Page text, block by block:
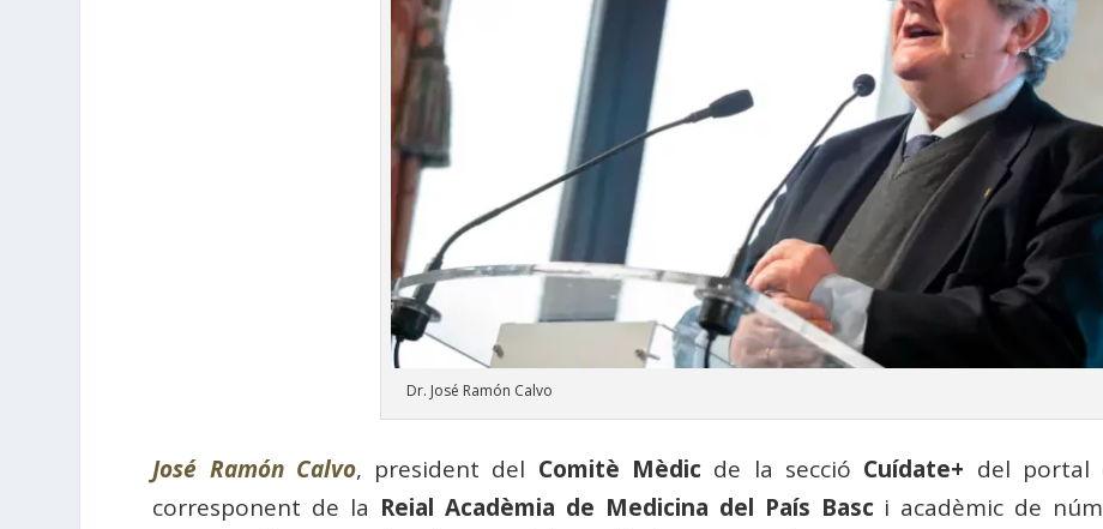
Dr. José Ramón Calvo
José Ramón Calvo, president del Comitè Mèdic de la secció Cuídate+ del portal
corresponent de la Reial Acadèmia de Medicina del País Basc i acadèmic de